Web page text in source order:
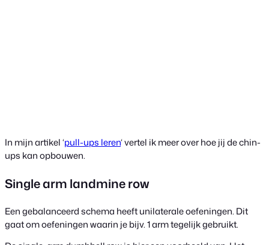
In mijn artikel ‘pull-ups leren‘ vertel ik meer over hoe jij de chin-
ups kan opbouwen.
Single arm landmine row
Een gebalanceerd schema heeft unilaterale oefeningen. Dit
gaat om oefeningen waarin je bijv. 1 arm tegelijk gebruikt.